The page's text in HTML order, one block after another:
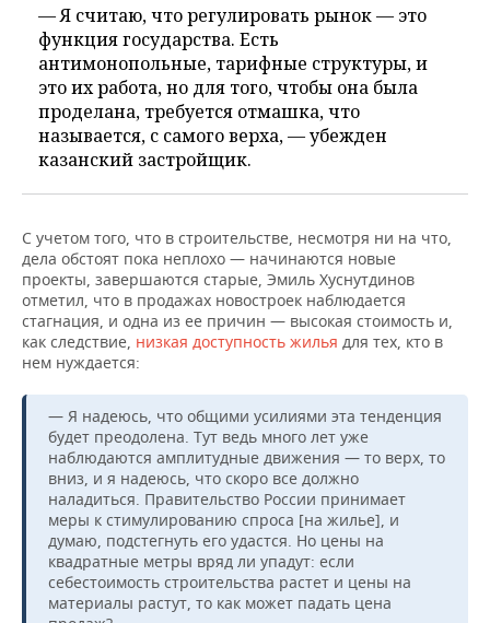
— Я считаю, что регулировать рынок — это
функция государства. Есть
антимонопольные, тарифные структуры, и
это их работа, но для того, чтобы она была
проделана, требуется отмашка, что
называется, с самого верха, — убежден
казанский застройщик.
С учетом того, что в строительстве, несмотря ни на что,
дела обстоят пока неплохо — начинаются новые
проекты, завершаются старые, Эмиль Хуснутдинов
отметил, что в продажах новостроек наблюдается
стагнация, и одна из ее причин — высокая стоимость и,
как следствие, низкая доступность жилья для тех, кто в
нем нуждается:
— Я надеюсь, что общими усилиями эта тенденция
будет преодолена. Тут ведь много лет уже
наблюдаются амплитудные движения — то верх, то
вниз, и я надеюсь, что скоро все должно
наладиться. Правительство России принимает
меры к стимулированию спроса [на жилье], и
думаю, подстегнуть его удастся. Но цены на
квадратные метры вряд ли упадут: если
себестоимость строительства растет и цены на
материалы растут, то как может падать цена